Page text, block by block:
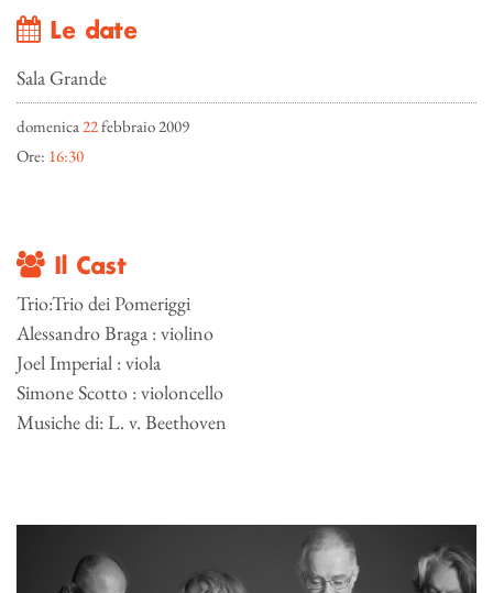
Le date
Sala Grande
domenica22febbraio 2009
Ore: 16:30
Il Cast
Trio:Trio dei Pomeriggi
Alessandro Braga : violino
Joel Imperial : viola
Simone Scotto : violoncello
Musiche di: L. v. Beethoven